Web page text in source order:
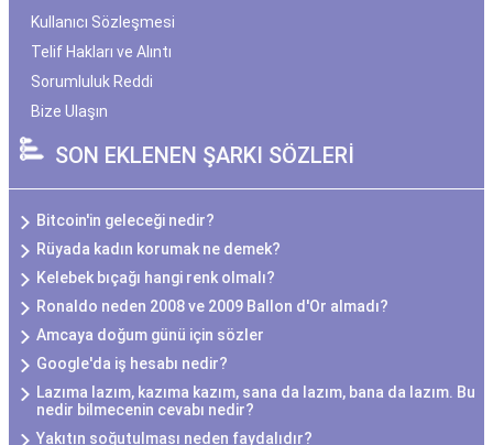
Kullanıcı Sözleşmesi
Telif Hakları ve Alıntı
Sorumluluk Reddi
Bize Ulaşın
SON EKLENEN ŞARKI SÖZLERİ
Bitcoin'in geleceği nedir?
Rüyada kadın korumak ne demek?
Kelebek bıçağı hangi renk olmalı?
Ronaldo neden 2008 ve 2009 Ballon d'Or almadı?
Amcaya doğum günü için sözler
Google'da iş hesabı nedir?
Lazıma lazım, kazıma kazım, sana da lazım, bana da lazım. Bu
nedir bilmecenin cevabı nedir?
Yakıtın soğutulması neden faydalıdır?